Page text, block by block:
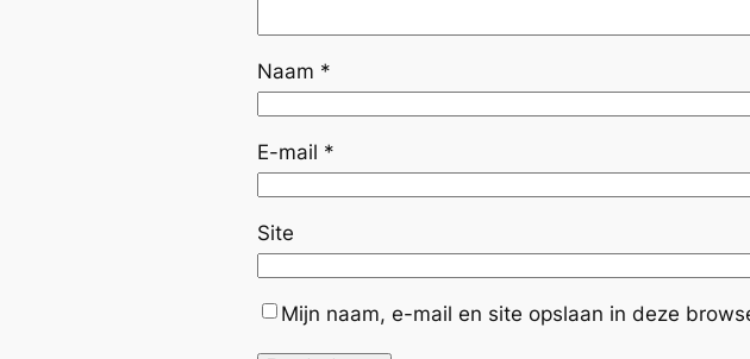
Naam *
E-mail *
Site
Mijn naam, e-mail en site opslaan in deze